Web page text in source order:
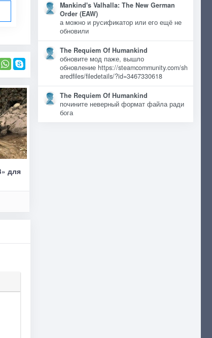
для
Mankind's Valhalla: The New German
Order (EAW)
а можно и русификатор или его ещё не
обновили
The Requiem Of Humankind
обновите мод паже, вышло
обновление https://steamcommunity.com/sh
aredfiles/filedetails/?id=3467330618
The Requiem Of Humankind
почините неверный формат файла ради
бога